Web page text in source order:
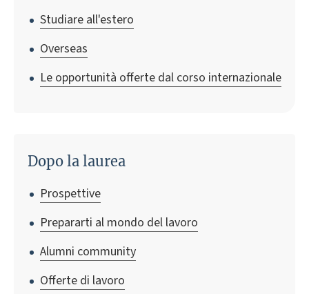
Studiare all'estero
Overseas
Le opportunità offerte dal corso internazionale
Dopo la laurea
Prospettive
Prepararti al mondo del lavoro
Alumni community
Offerte di lavoro